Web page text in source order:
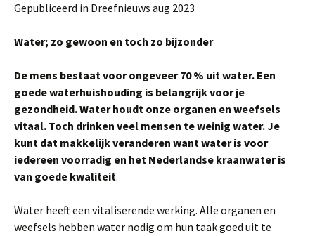
Gepubliceerd in Dreefnieuws aug 2023
Water; zo gewoon en toch zo bijzonder
De mens bestaat voor ongeveer 70 % uit water. Een
goede waterhuishouding is belangrijk voor je
gezondheid. Water houdt onze organen en weefsels
vitaal. Toch drinken veel mensen te weinig water. Je
kunt dat makkelijk veranderen want water is voor
iedereen voorradig en het Nederlandse kraanwater is
van goede kwaliteit.
Water heeft een vitaliserende werking. Alle organen en
weefsels hebben water nodig om hun taak goed uit te